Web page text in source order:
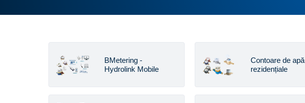
BMetering -
Hydrolink Mobile
Contoare de apă
rezidențiale